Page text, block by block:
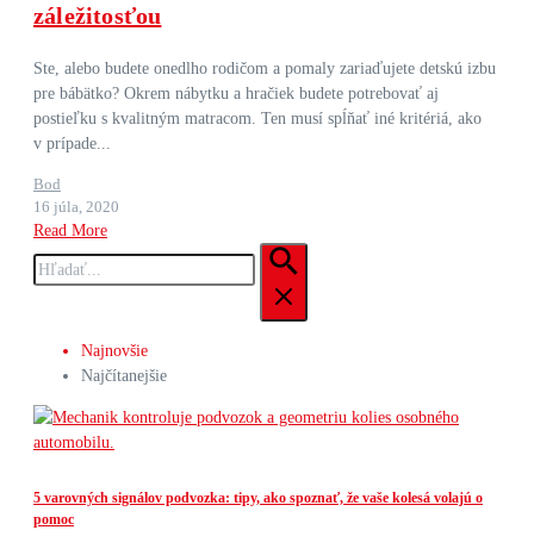
záležitosťou
Ste, alebo budete onedlho rodičom a pomaly zariaďujete detskú izbu
pre bábätko? Okrem nábytku a hračiek budete potrebovať aj
postieľku s kvalitným matracom. Ten musí spĺňať iné kritériá, ako
v prípade...
Bod
16 júla, 2020
Read More
Hľadať:
Najnovšie
Najčítanejšie
5 varovných signálov podvozka: tipy, ako spoznať, že vaše kolesá volajú o
pomoc